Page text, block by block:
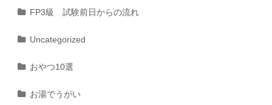
FP3級 試験前日からの流れ
Uncategorized
おやつ10選
お湯でうがい